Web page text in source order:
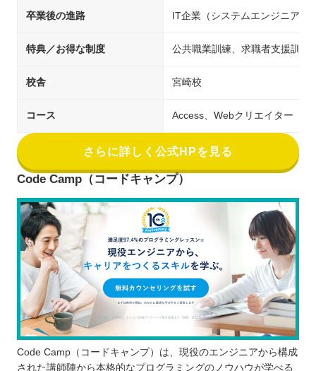
卒業後の進路 IT企業（システムエンジニア／
特典／お得な制度 公共職業訓練、求職者支援訓練
校舎 宮崎校
コース Access、Webクリエイター
さらに詳しく公式HPを見る
Code Camp（コードキャンプ）
Code Camp（コードキャンプ）は、現役のエンジニアから構成
された講師陣から本格的なプログラミングのノウハウが学べる